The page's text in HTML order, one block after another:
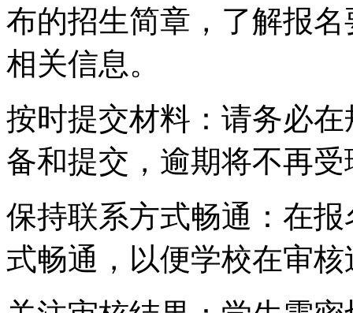
布的招生简章，了解报
相关信息。
按时提交材料：请务必
备和提交，逾期将不再受
保持联系方式畅通：在
式畅通，以便学校在审